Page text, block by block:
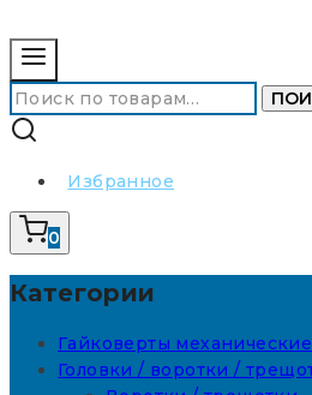
Искать:
Избранное
0
Категории
Гайковерты механические
Головки / воротки /